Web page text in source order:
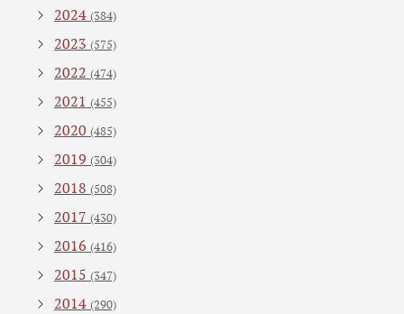
2024 (384)
2023 (575)
2022 (474)
2021 (455)
2020 (485)
2019 (304)
2018 (508)
2017 (430)
2016 (416)
2015 (347)
2014 (290)